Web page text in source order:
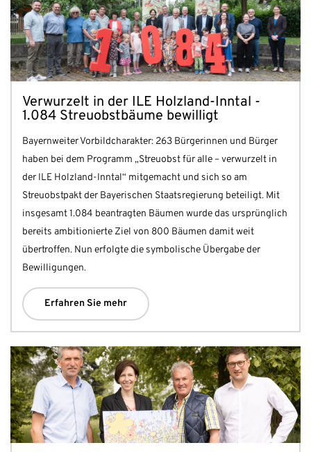
Verwurzelt in der ILE Holzland-Inntal -
1.084 Streuobstbäume bewilligt
Bayernweiter Vorbildcharakter: 263 Bürgerinnen und Bürger
haben bei dem Programm „Streuobst für alle – verwurzelt in
der ILE Holzland-Inntal“ mitgemacht und sich so am
Streuobstpakt der Bayerischen Staatsregierung beteiligt. Mit
insgesamt 1.084 beantragten Bäumen wurde das ursprünglich
bereits ambitionierte Ziel von 800 Bäumen damit weit
übertroffen. Nun erfolgte die symbolische Übergabe der
Bewilligungen.
Erfahren Sie mehr